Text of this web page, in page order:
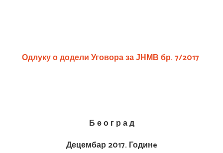
Одлуку о додели Уговора заЈНМВ бр. 7/2017
Б е о г р а д
Децембар 2017. Годинe